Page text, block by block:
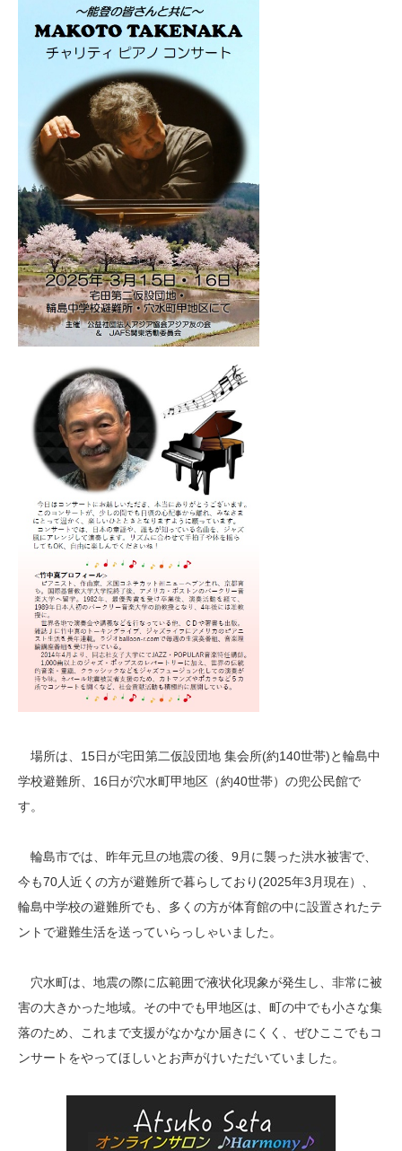
場所は、15日が宅田第二仮設団地 集会所(約140世帯)と輪島中
学校避難所、16日が穴水町甲地区（約40世帯）の兜公民館で
す。
輪島市では、昨年元旦の地震の後、9月に襲った洪水被害で、
今も70人近くの方が避難所で暮らしており(2025年3月現在）、
輪島中学校の避難所でも、多くの方が体育館の中に設置されたテ
ントで避難生活を送っていらっしゃいました。
穴水町は、地震の際に広範囲で液状化現象が発生し、非常に被
害の大きかった地域。その中でも甲地区は、町の中でも小さな集
落のため、これまで支援がなかなか届きにくく、ぜひここでもコ
ンサートをやってほしいとお声がけいただいていました。